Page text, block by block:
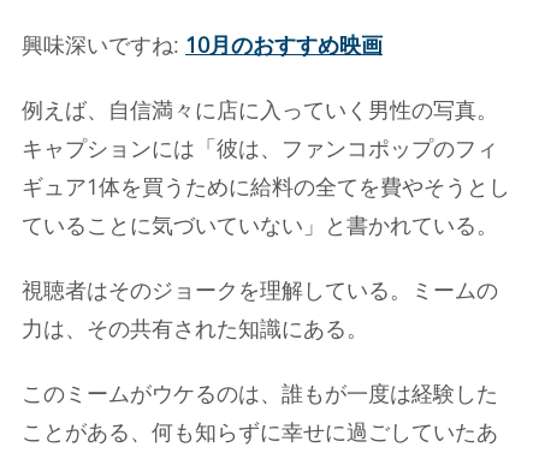
興味深いですね: 10月のおすすめ映画
例えば、自信満々に店に入っていく男性の写真。
キャプションには「彼は、ファンコポップのフィ
ギュア1体を買うために給料の全てを費やそうとし
ていることに気づいていない」と書かれている。
視聴者はそのジョークを理解している。ミームの
力は、その共有された知識にある。
このミームがウケるのは、誰もが一度は経験した
ことがある、何も知らずに幸せに過ごしていたあ